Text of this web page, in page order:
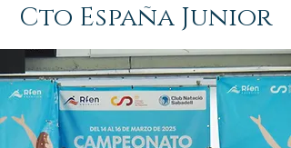
Cto España Junior